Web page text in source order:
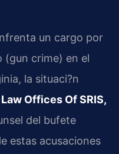
un cargo por
(gun crime) en el
la situaci?n
Law Offices Of SRIS,
del bufete
estas acusaciones